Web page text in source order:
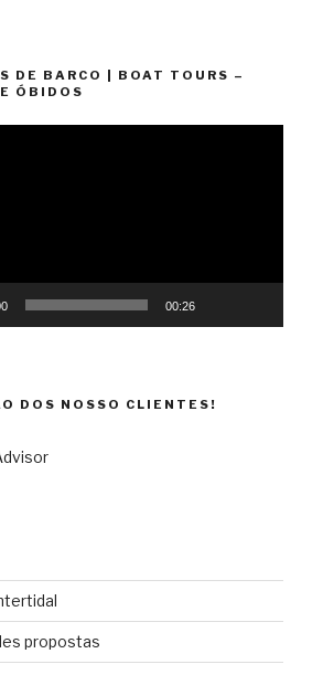
DE BARCO | BOAT TOURS –
ÓBIDOS
00:26
DOS NOSSO CLIENTES!
propostas